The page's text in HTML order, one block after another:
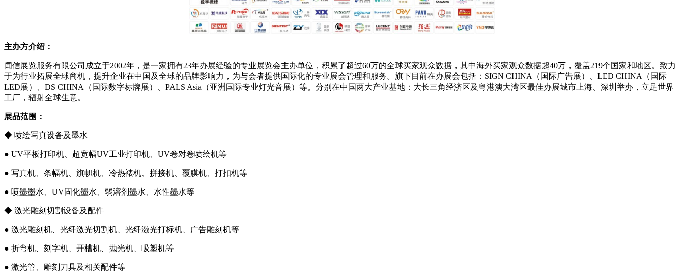
主办方介绍：
闻信展览服务有限公司成立于2002年，是一家拥有23年办展经验的专业展览会主办单位，积累了超过60万的全球买家观众数据，其中海外买家观众数据超40万，覆盖219个国家和地区。致力
于为行业拓展全球商机，提升企业在中国及全球的品牌影响力，为与会者提供国际化的专业展会管理和服务。旗下目前在办展会包括：SIGN CHINA（国际广告展）、LED CHINA（国际
LED展）、DS CHINA（国际数字标牌展）、PALS Asia（亚洲国际专业灯光音展）等。分别在中国两大产业基地：大长三角经济区及粤港澳大湾区最佳办展城市上海、深圳举办，立足世界
工厂，辐射全球生意。
展品范围：
◆ 喷绘写真设备及墨水
● UV平板打印机、超宽幅UV工业打印机、UV卷对卷喷绘机等
● 写真机、条幅机、旗帜机、冷热裱机、拼接机、覆膜机、打扣机等
● 喷墨墨水、UV固化墨水、弱溶剂墨水、水性墨水等
◆ 激光雕刻切割设备及配件
● 激光雕刻机、光纤激光切割机、光纤激光打标机、广告雕刻机等
● 折弯机、刻字机、开槽机、抛光机、吸塑机等
● 激光管、雕刻刀具及相关配件等